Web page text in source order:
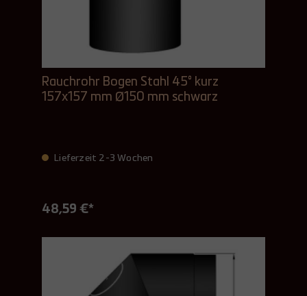
Rauchrohr Bogen Stahl 45° kurz
157x157 mm Ø150 mm schwarz
Lieferzeit 2-3 Wochen
48,59 €*